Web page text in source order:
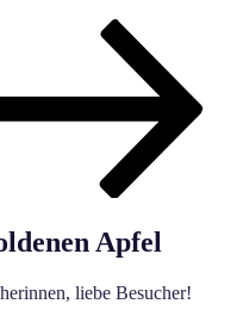
Apfel
liebe Besucher!